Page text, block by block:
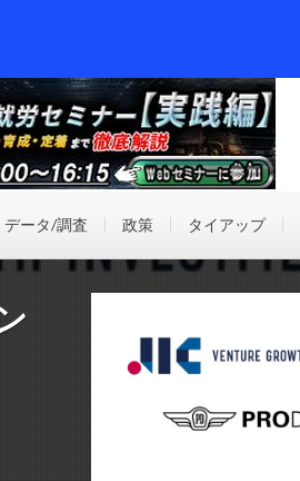
データ/調査 政策 タイアップ